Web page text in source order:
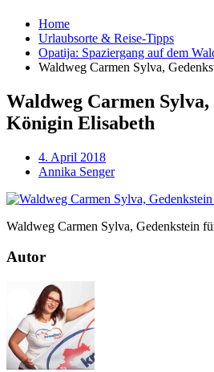
Home
Urlaubsorte & Reise-Tipps
Opatija: Spaziergang auf dem
Waldweg Carmen Sylva,
Waldweg Carmen
Königin Elisabeth
4. April 2018
Annika Senger
Waldweg Carmen Sylva, Gedenkstein
Autor